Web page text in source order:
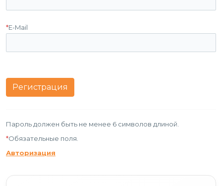
*E-Mail
Пароль должен быть не менее 6 символов длиной.
*Обязательные поля.
Авторизация